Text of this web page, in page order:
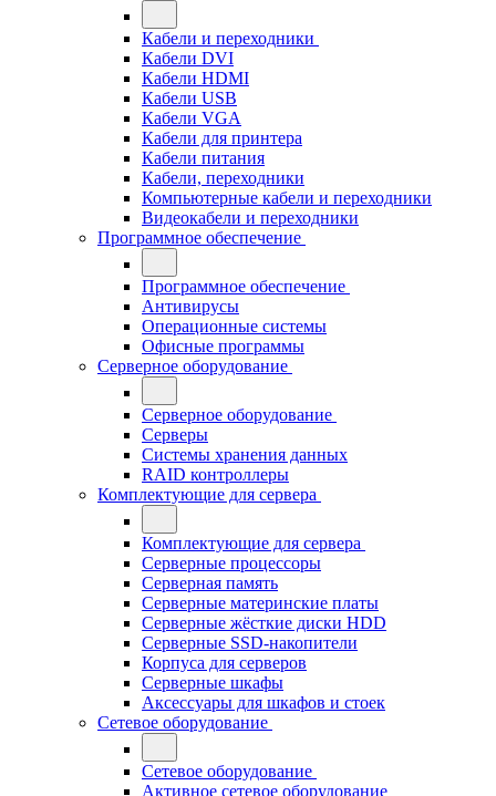
Кабели и переходники
Кабели DVI
Кабели HDMI
Кабели USB
Кабели VGA
Кабели для принтера
Кабели питания
Кабели, переходники
Компьютерные кабели и переходники
Видеокабели и переходники
Программное обеспечение
Программное обеспечение
Антивирусы
Операционные системы
Офисные программы
Серверное оборудование
Серверное оборудование
Серверы
Системы хранения данных
RAID контроллеры
Комплектующие для сервера
Комплектующие для сервера
Серверные процессоры
Серверная память
Серверные материнские платы
Серверные жёсткие диски HDD
Серверные SSD-накопители
Корпуса для серверов
Серверные шкафы
Аксессуары для шкафов и стоек
Сетевое оборудование
Сетевое оборудование
Активное сетевое оборудование